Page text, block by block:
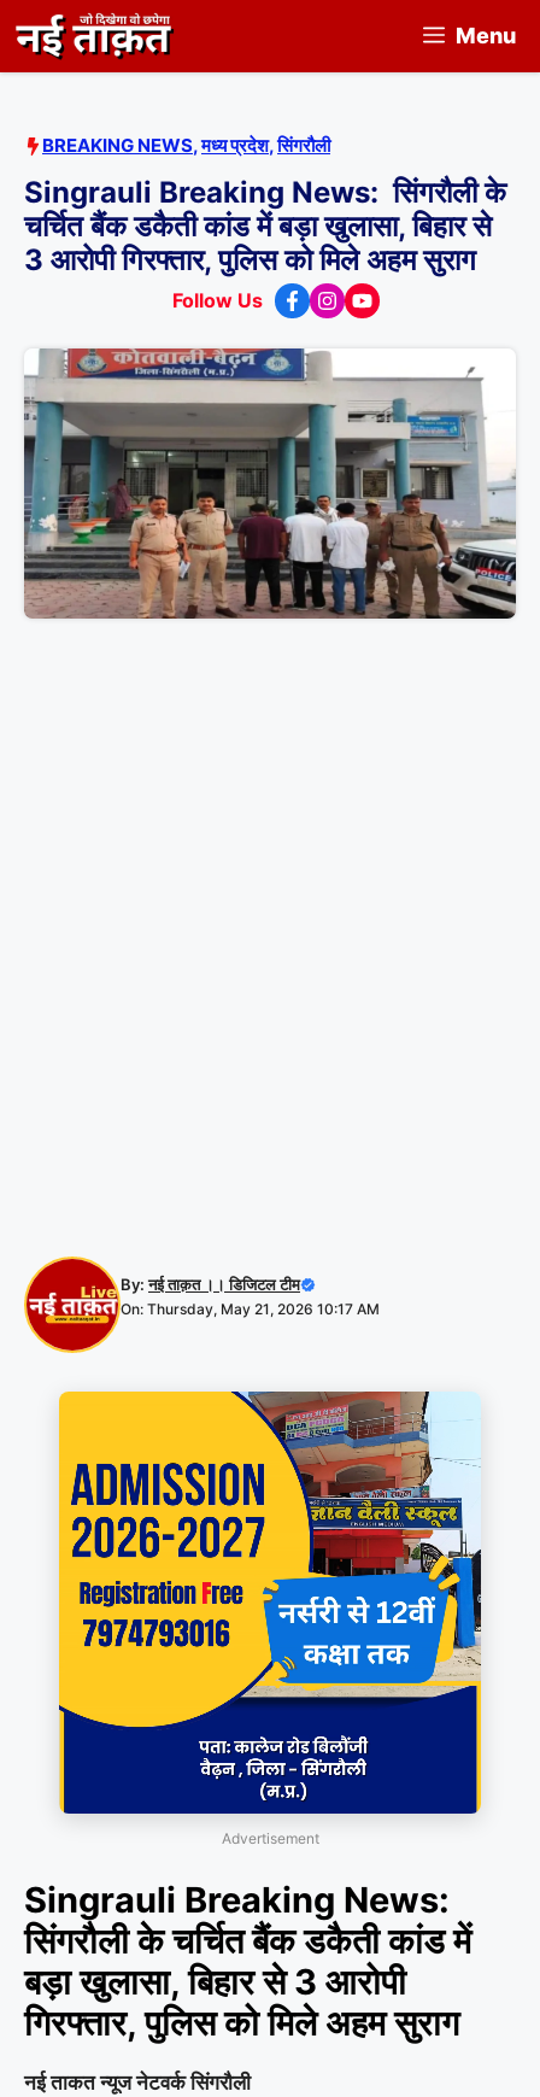
to
content
Menu
BREAKING NEWS,मध्य प्रदेश,सिंगरौली
Singrauli Breaking News: सिंगरौली के
चर्चित बैंक डकैती कांड में बड़ा खुलासा, बिहार से
3 आरोपी गिरफ्तार, पुलिस को मिले अहम सुराग
Follow Us
By:नई ताक़त ।। डिजिटल टीम
On: Thursday, May 21, 2026 10:17 AM
Advertisement
Singrauli Breaking News:
सिंगरौली के चर्चित बैंक डकैती कांड में
बड़ा खुलासा, बिहार से 3 आरोपी
गिरफ्तार, पुलिस को मिले अहम सुराग
नई ताकत न्यूज नेटवर्क सिंगरौली